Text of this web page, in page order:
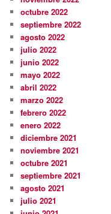
octubre 2022
septiembre 2022
agosto 2022
julio 2022
junio 2022
mayo 2022
abril 2022
marzo 2022
febrero 2022
enero 2022
diciembre 2021
noviembre 2021
octubre 2021
septiembre 2021
agosto 2021
julio 2021